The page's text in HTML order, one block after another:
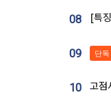
08
09 단독
10 고점